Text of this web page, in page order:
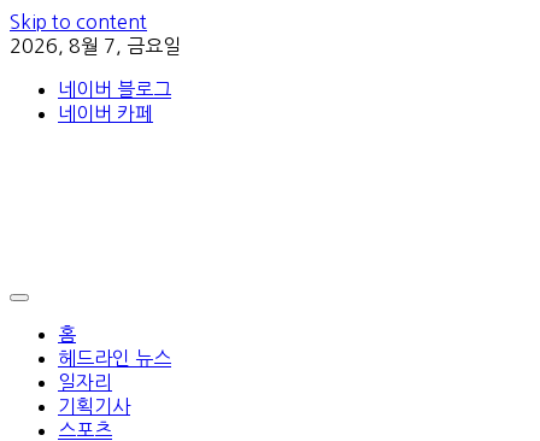
Skip to content
2026, 8월 7, 금요일
네이버 블로그
네이버 카페
홈
헤드라인 뉴스
일자리
기획기사
스포츠